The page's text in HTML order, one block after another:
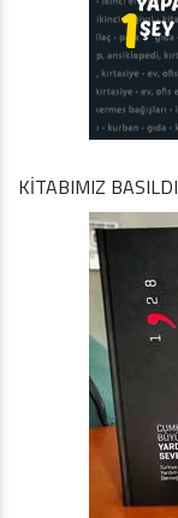
KİTABIMIZ BASILDI